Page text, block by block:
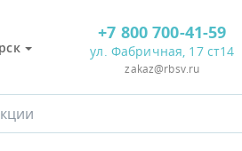
+7 800 700-41-59
ул. Фабричная, 17 ст14
zakaz@rbsv.ru